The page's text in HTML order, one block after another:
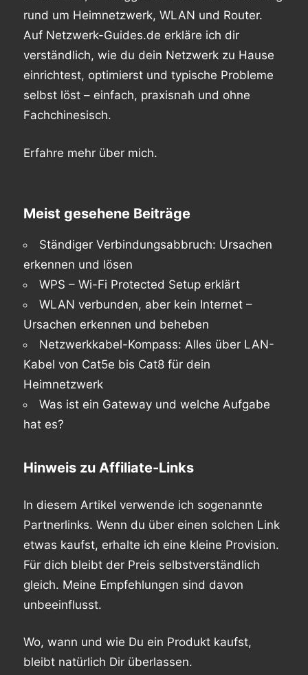
rund um Heimnetzwerk, WLAN und Router.
Auf Netzwerk-Guides.de erkläre ich dir
verständlich, wie du dein Netzwerk zu Hause
einrichtest, optimierst und typische Probleme
selbst löst – einfach, praxisnah und ohne
Fachchinesisch.
Erfahre mehr über mich.
Meist gesehene Beiträge
Ständiger Verbindungsabbruch: Ursachen
erkennen und lösen
WPS – Wi-Fi Protected Setup erklärt
WLAN verbunden, aber kein Internet –
Ursachen erkennen und beheben
Netzwerkkabel-Kompass: Alles über LAN-
Kabel von Cat5e bis Cat8 für dein
Heimnetzwerk
Was ist ein Gateway und welche Aufgabe
hat es?
Hinweis zu Affiliate-Links
In diesem Artikel verwende ich sogenannte
Partnerlinks. Wenn du über einen solchen Link
etwas kaufst, erhalte ich eine kleine Provision.
Für dich bleibt der Preis selbstverständlich
gleich. Meine Empfehlungen sind davon
unbeeinflusst.
Wo, wann und wie Du ein Produkt kaufst,
bleibt natürlich Dir überlassen.